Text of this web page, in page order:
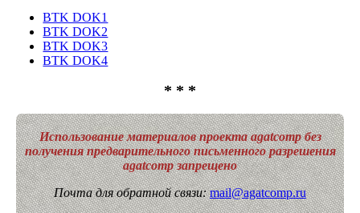
BTK DOK1
BTK DOK2
BTK DOK3
BTK DOK4
* * *
Использование материалов проекта agatcomp без
получения предварительного письменного разрешения
agatcomp запрещено
Почта для обратной связи:mail@agatcomp.ru